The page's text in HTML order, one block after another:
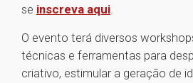
se inscreva aqui.
O evento terá diversos
técnicas e ferramentas para
criativo, estimular a geração de